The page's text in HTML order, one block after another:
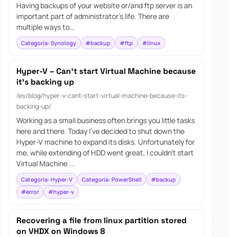
Having backups of your website or/and ftp server is an
important part of administrator’s life. There are
multiple ways to…
Categoría: Synology #backup #ftp #linux
Hyper-V – Can’t start Virtual Machine because
it’s backing up
/es/blog/hyper-v-cant-start-virtual-machine-because-its-
backing-up/
Working as a small business often brings you little tasks
here and there. Today I’ve decided to shut down the
Hyper-V machine to expand its disks. Unfortunately for
me, while extending of HDD went great, I couldn’t start
Virtual Machine ...
Categoría: Hyper-V Categoría: PowerShell
#backup
#error
#hyper-v
Recovering a file from linux partition stored
on VHDX on Windows 8